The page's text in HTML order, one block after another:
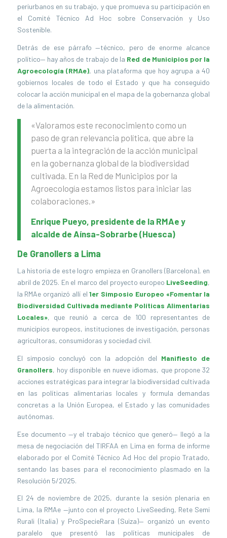
periurbanos en su trabajo, y que promueva su participación en
el Comité Técnico Ad Hoc sobre Conservación y Uso
Sostenible.
Detrás de ese párrafo —técnico, pero de enorme alcance
político— hay años de trabajo de la Red de Municipios por la
Agroecología (RMAe), una plataforma que hoy agrupa a 40
gobiernos locales de todo el Estado y que ha conseguido
colocar la acción municipal en el mapa de la gobernanza global
de la alimentación.
«Valoramos este reconocimiento como un
paso de gran relevancia política, que abre la
puerta a la integración de la acción municipal
en la gobernanza global de la biodiversidad
cultivada. En la Red de Municipios por la
Agroecología estamos listos para iniciar las
colaboraciones.»
Enrique Pueyo, presidente de la RMAe y
alcalde de Aínsa-Sobrarbe (Huesca)
De Granollers a Lima
La historia de este logro empieza en Granollers (Barcelona), en
abril de 2025. En el marco del proyecto europeo LiveSeeding,
la RMAe organizó allí el1er Simposio Europeo «Fomentar la
Biodiversidad Cultivada mediante Políticas Alimentarias
Locales», que reunió a cerca de 100 representantes de
municipios europeos, instituciones de investigación, personas
agricultoras, consumidoras y sociedad civil.
El simposio concluyó con la adopción del Manifiesto de
Granollers, hoy disponible en nueve idiomas, que propone 32
acciones estratégicas para integrar la biodiversidad cultivada
en las políticas alimentarias locales y formula demandas
concretas a la Unión Europea, el Estado y las comunidades
autónomas.
Ese documento —y el trabajo técnico que generó— llegó a la
mesa de negociación del TIRFAA en Lima en forma de informe
elaborado por el Comité Técnico Ad Hoc del propio Tratado,
sentando las bases para el reconocimiento plasmado en la
Resolución 5/2025.
El 24 de noviembre de 2025, durante la sesión plenaria en
Lima, la RMAe —junto con el proyecto LiveSeeding, Rete Semi
Rurali (Italia) y ProSpecieRara (Suiza)— organizó un evento
paralelo que presentó las políticas municipales de